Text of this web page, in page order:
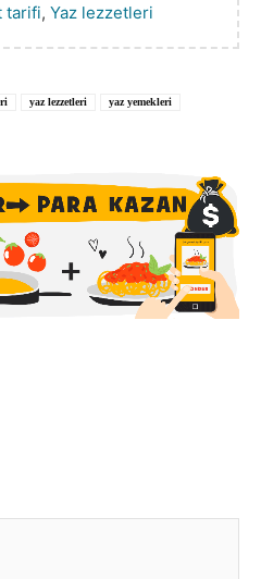
tarifi, Yaz lezzetleri
yaz lezzetleri yaz yemekleri